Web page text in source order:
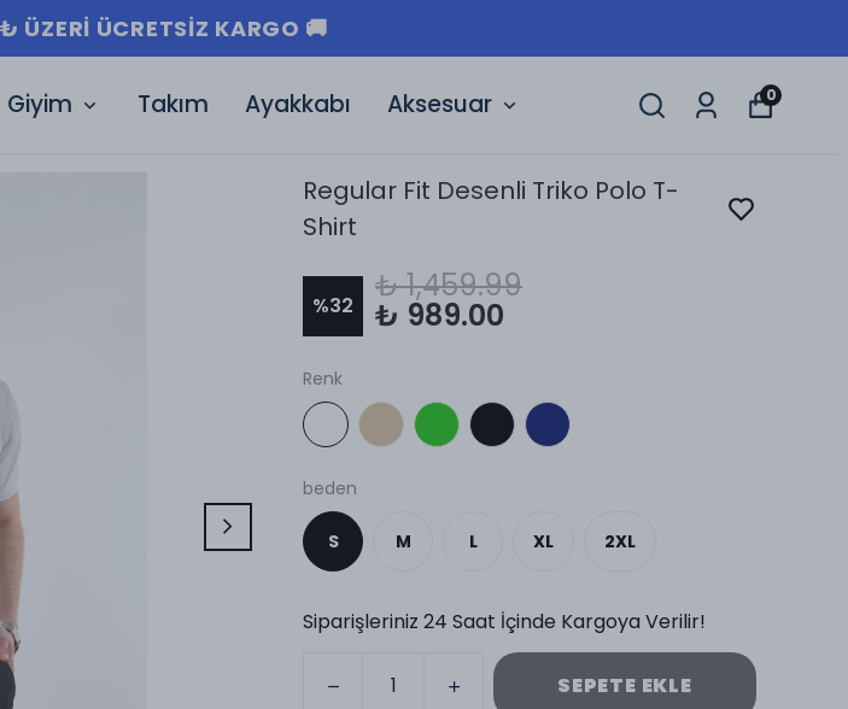
ÜZERI ÜCRETSIZ KARGO 🚚
Giyim Takım Ayakkabı Aksesuar 0
Regular Fit Desenli Triko Polo T-
Shirt
%32
₺ 1,459.99
₺ 989.00
Renk
beden
S M L XL 2XL
Siparişleriniz 24 Saat İçinde Kargoya Verilir!
SEPETE EKLE